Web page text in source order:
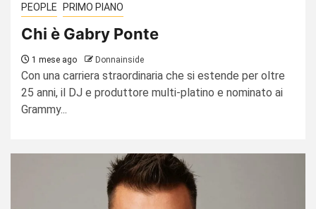
PEOPLE PRIMO PIANO
Chi è Gabry Ponte
1 mese ago Donnainside
Con una carriera straordinaria che si estende per oltre
25 anni, il DJ e produttore multi-platino e nominato ai
Grammy...